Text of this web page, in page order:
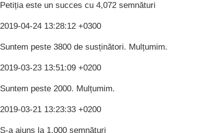
Petiția este un succes cu 4,072 semnături
2019-04-24 13:28:12 +0300
Suntem peste 3800 de susținători. Mulțumim.
2019-03-23 13:51:09 +0200
Suntem peste 2000. Mulțumim.
2019-03-21 13:23:33 +0200
S-a ajuns la 1,000 semnături